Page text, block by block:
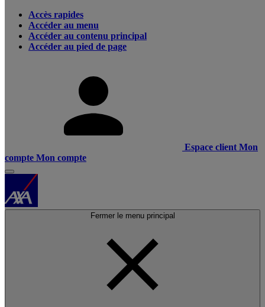
Accès rapides
Accéder au menu
Accéder au contenu principal
Accéder au pied de page
Espace client Mon
compte Mon compte
Fermer le menu principal